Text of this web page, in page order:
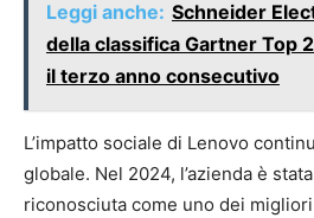
Leggi anche: Schneider
della classifica Gartner Top
il terzo anno consecutivo
L’impatto sociale di Lenovo
globale. Nel 2024, l’azienda è
riconosciuta come uno dei